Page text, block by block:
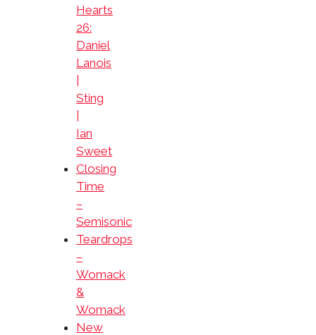
Hearts
26:
Daniel
Lanois
|
Sting
|
Ian
Sweet
Closing
Time
–
Semisonic
Teardrops
–
Womack
&
Womack
New